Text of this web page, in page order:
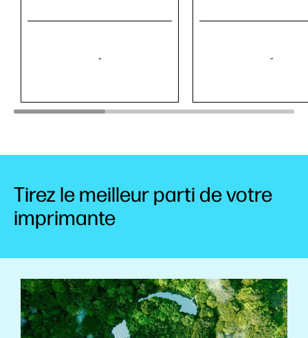
- -
Tirez le meilleur parti de votre
imprimante